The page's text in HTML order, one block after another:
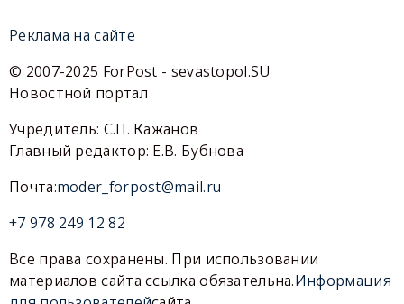
Реклама на сайте
© 2007-2025 ForPost - sevastopol.SU
Новостной портал
Учредитель: С.П. Кажанов
Главный редактор: Е.В. Бубнова
Почта:moder_forpost@mail.ru
+7 978 249 12 82
Все права сохранены. При использовании
материалов сайта ссылка обязательна.Информация